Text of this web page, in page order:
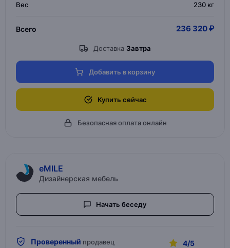
Вес
230 кг
Всего 236 320 ₽
Доставка Завтра
Добавить в корзину
Купить сейчас
Безопасная оплата онлайн
eMILE
Дизайнерская мебель
Начать беседу
Проверенный продавец 4/5